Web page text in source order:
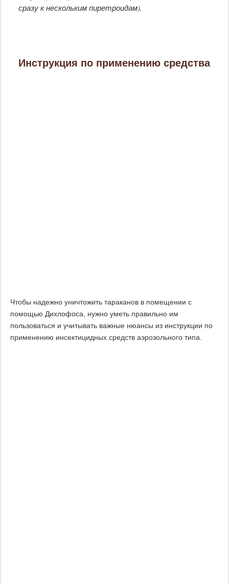
сразу к нескольким пиретроидам).
Инструкция по применению средства
Чтобы надежно уничтожить тараканов в помещении с
помощью Дихлофоса, нужно уметь правильно им
пользоваться и учитывать важные нюансы из инструкции по
применению инсектицидных средств аэрозольного типа.